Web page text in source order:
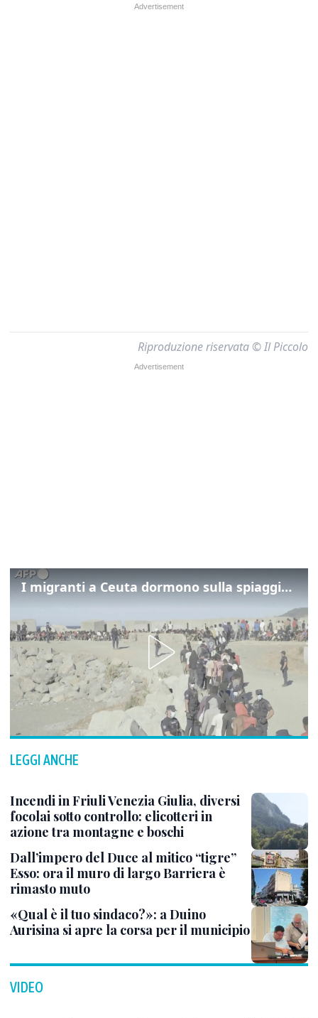
Riproduzione riservata © Il Piccolo
I migranti a Ceuta dormono sulla spiaggia: "Vogliamo entrare in Europa"
LEGGI ANCHE
Incendi in Friuli Venezia Giulia, diversi
focolai sotto controllo: elicotteri in
azione tra montagne e boschi
Dall’impero del Duce al mitico “tigre”
Esso: ora il muro di largo Barriera è
rimasto muto
«Qual è il tuo sindaco?»: a Duino
Aurisina si apre la corsa per il municipio
VIDEO